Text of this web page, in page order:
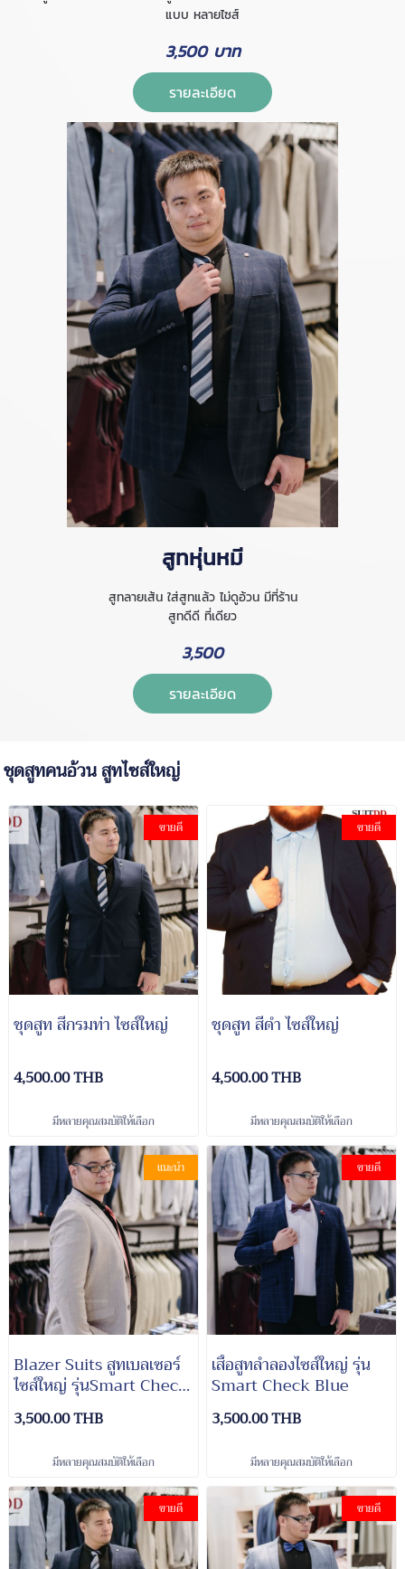
แบบ หลายไซส์
3,500 บาท
รายละเอียด
สูทหุ่นหมี
สูทลายเส้น ใส่สูทแล้ว ไม่ดูอ้วน มีที่ร้าน
สูทดีดี ที่เดียว
3,500
รายละเอียด
ชุดสูทคนอ้วน สูทไซส์ใหญ่
ขายดี
ชุดสูท สีกรมท่า ไซส์ใหญ่
4,500.00 THB
มีหลายคุณสมบัติให้เลือก
ขายดี
ชุดสูท สีดำ ไซส์ใหญ่
4,500.00 THB
มีหลายคุณสมบัติให้เลือก
แนะนำ
Blazer Suits สูทเบลเซอร์
ไซส์ใหญ่ รุ่นSmart Check
Goldy Brown
3,500.00 THB
มีหลายคุณสมบัติให้เลือก
ขายดี
เสื้อสูทลำลองไซส์ใหญ่ รุ่น
Smart Check Blue
3,500.00 THB
มีหลายคุณสมบัติให้เลือก
ขายดี ขายดี